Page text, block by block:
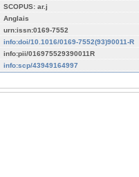
SCOPUS: ar.j
Anglais
urn:issn:0169-7552
info:doi/10.1016/0169-7552(93)90011-R
info:pii/016975529390011R
info:scp/43949164997